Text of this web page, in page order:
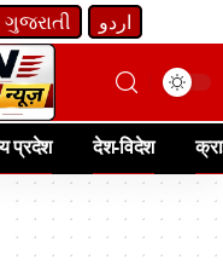
ગુજરાતી اردو
प्रदेश देश-विदेश